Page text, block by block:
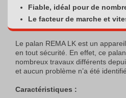
Fiable, idéal pour de
Le facteur de marche et
Le palan REMA LK est un
en tout sécurité. En effet, ce
nombreux travaux différents
et aucun problème n’a été identifié.
Caractéristiques :